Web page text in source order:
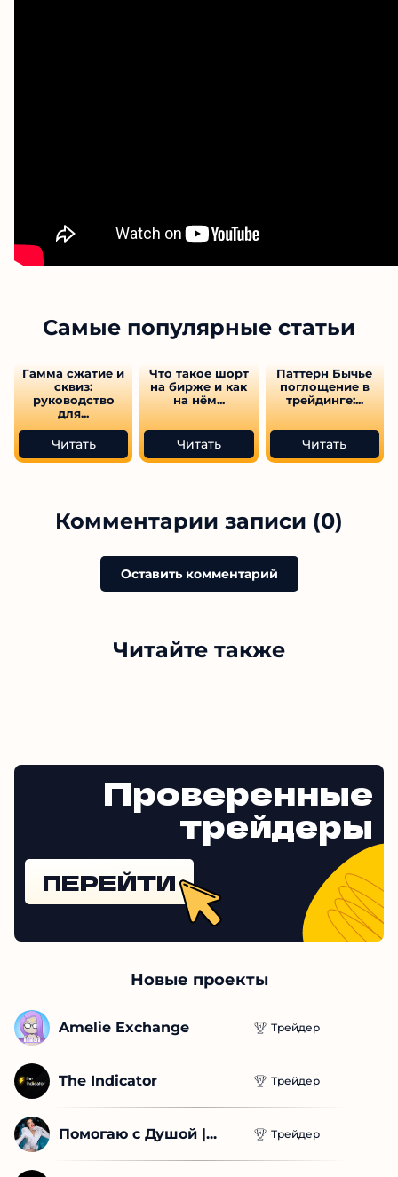
Самые популярные статьи
Гамма сжатие и
сквиз:
руководство
для...
Читать
Что такое шорт
на бирже и как
на нём...
Читать
Паттерн Бычье
поглощение в
трейдинге:...
Читать
Комментарии записи (0)
Оставить комментарий
Читайте также
Проверенные
трейдеры
ПЕРЕЙТИ
Новые проекты
Amelie Exchange Трейдер
The Indicator Трейдер
Помогаю с Душой |... Трейдер